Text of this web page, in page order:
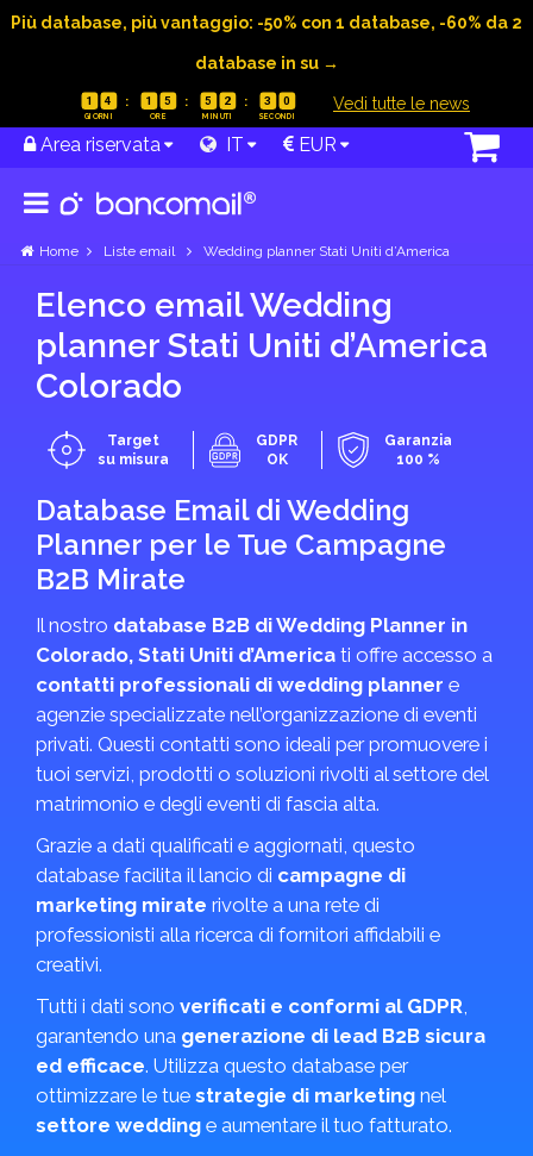
Più database, più vantaggio: -50% con 1 database, -60% da 2
database in su →
1 4 1 5 5 2 2 9 Vedi tutte le news
Area riservata IT EUR
Home Liste email Wedding planner Stati Uniti d’America
Elenco email Wedding
planner Stati Uniti d’America
Colorado
Target
su misura
GDPR
OK
Garanzia
100 %
Database Email di Wedding
Planner per le Tue Campagne
B2B Mirate
Il nostro database B2B di Wedding Planner in
Colorado, Stati Uniti d’America ti offre accesso a
contatti professionali di wedding planner e
agenzie specializzate nell’organizzazione di eventi
privati. Questi contatti sono ideali per promuovere i
tuoi servizi, prodotti o soluzioni rivolti al settore del
matrimonio e degli eventi di fascia alta.
Grazie a dati qualificati e aggiornati, questo
database facilita il lancio di campagne di
marketing mirate rivolte a una rete di
professionisti alla ricerca di fornitori affidabili e
creativi.
Tutti i dati sono verificati e conformi al GDPR,
garantendo una generazione di lead B2B sicura
ed efficace. Utilizza questo database per
ottimizzare le tue strategie di marketing nel
settore wedding e aumentare il tuo fatturato.